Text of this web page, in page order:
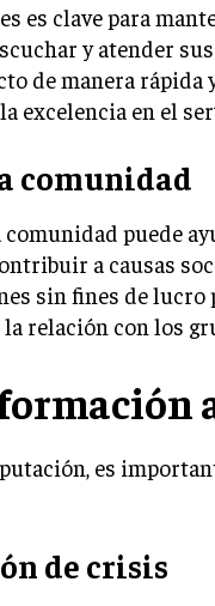
es clave para
y atender
de manera rápida
excelencia en el
comunidad
puede
a causas
sin fines de lucro
relación con los
es
de crisis